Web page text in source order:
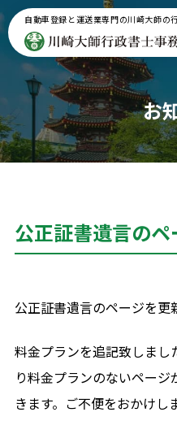
自動車登録と運送業専門の川崎大師の
お
公正証書遺言の
公正証書遺言のページを更
料金プランを追記致しまし
り料金プランのないペー
きます。ご不便をおかけ
メインメニュー
トップページ
事務所案内
代表プロフィール
解決事例
お役立ち記事
サービスメニュー
その他サービス一覧